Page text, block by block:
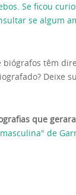
Se ficou
se algum
biógrafos têm
Deixe
que
de